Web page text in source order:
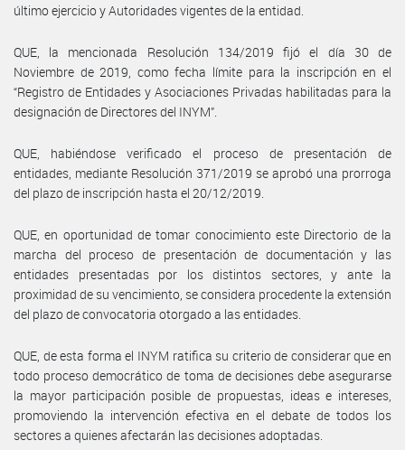
último ejercicio y Autoridades vigentes de la entidad.
QUE, la mencionada Resolución 134/2019 fijó el día 30 de
Noviembre de 2019, como fecha límite para la inscripción en el
“Registro de Entidades y Asociaciones Privadas habilitadas para la
designación de Directores del INYM”.
QUE, habiéndose verificado el proceso de presentación de
entidades, mediante Resolución 371/2019 se aprobó una prorroga
del plazo de inscripción hasta el 20/12/2019.
QUE, en oportunidad de tomar conocimiento este Directorio de la
marcha del proceso de presentación de documentación y las
entidades presentadas por los distintos sectores, y ante la
proximidad de su vencimiento, se considera procedente la extensión
del plazo de convocatoria otorgado a las entidades.
QUE, de esta forma el INYM ratifica su criterio de considerar que en
todo proceso democrático de toma de decisiones debe asegurarse
la mayor participación posible de propuestas, ideas e intereses,
promoviendo la intervención efectiva en el debate de todos los
sectores a quienes afectarán las decisiones adoptadas.